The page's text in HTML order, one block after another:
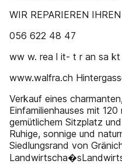
WIR REPARIEREN
056 622 48 47
ww w. rea l it- t r an sa
www.walfra.ch
Verkauf eines
Einfamilienhauses mit
gemütlichem Sitzplatz
Ruhige, sonnige und
Siedlungsrand von